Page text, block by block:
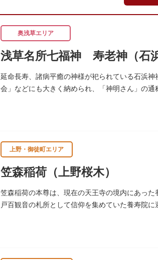
奥浅草エリア
浅草名所七福神 寿老神（石
延命長寿、諸病平癒の神様が祀られている石浜
会」などにも大きく納められ、「神明さん」の
上野・御徒町エリア
笠森稲荷（上野桜木）
笠森稲荷の本尊は、現在の天王寺の境内にあっ
戸百観音の札所として信仰を集めていた養寿院に